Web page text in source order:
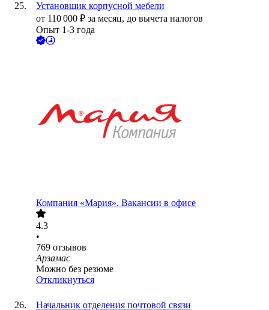
Установщик корпусной мебели
от 110 000 ₽ за месяц, до вычета налогов
Опыт 1-3 года
Компания «Мария». Вакансии в офисе
4.3
•
769 отзывов
Арзамас
Можно без резюме
Откликнуться
Начальник отделения почтовой связи